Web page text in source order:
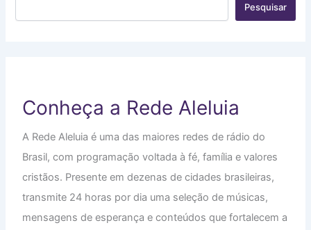
Pesquisar
Conheça a Rede Aleluia
A Rede Aleluia é uma das maiores redes de rádio do
Brasil, com programação voltada à fé, família e valores
cristãos. Presente em dezenas de cidades brasileiras,
transmite 24 horas por dia uma seleção de músicas,
mensagens de esperança e conteúdos que fortalecem a